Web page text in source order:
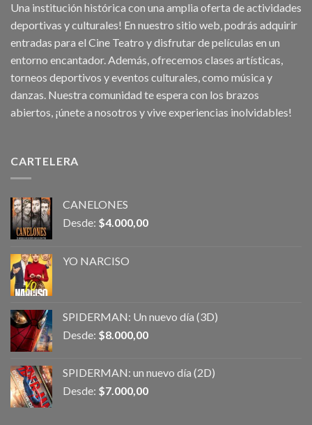
Una institución histórica con una amplia oferta de actividades
deportivas y culturales! En nuestro sitio web, podrás adquirir
entradas para el Cine Teatro y disfrutar de películas en un
entorno encantador. Además, ofrecemos clases artísticas,
torneos deportivos y eventos culturales, como música y
danzas. Nuestra comunidad te espera con los brazos
abiertos, ¡únete a nosotros y vive experiencias inolvidables!
CARTELERA
CANELONES
Desde: $4.000,00
YO NARCISO
SPIDERMAN: Un nuevo día (3D)
Desde: $8.000,00
SPIDERMAN: un nuevo día (2D)
Desde: $7.000,00